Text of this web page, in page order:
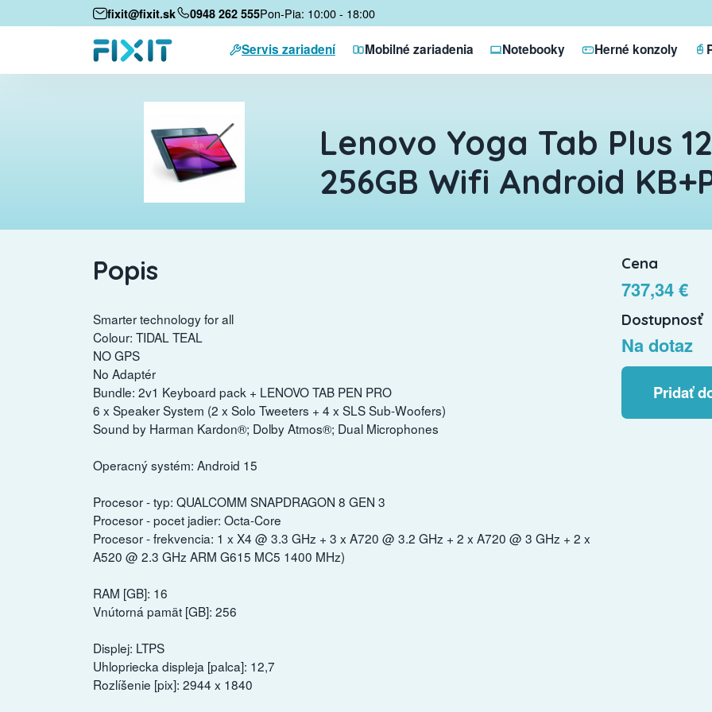
fixit@fixit.sk 0948 262 555Pon-Pia: 10:00 - 18:00
Servis zariadení Mobilné zariadenia Notebooky Herné konzoly
Lenovo Yoga Tab Plus
256GB Wifi Android
Popis
Smarter technology for all
Colour: TIDAL TEAL
NO GPS
No Adaptér
Bundle: 2v1 Keyboard pack + LENOVO TAB PEN PRO
6 x Speaker System (2 x Solo Tweeters + 4 x SLS Sub-Woofers)
Sound by Harman Kardon®; Dolby Atmos®; Dual Microphones
Operacný systém: Android 15
Procesor - typ: QUALCOMM SNAPDRAGON 8 GEN 3
Procesor - pocet jadier: Octa-Core
Procesor - frekvencia: 1 x X4 @ 3.3 GHz + 3 x A720 @ 3.2 GHz + 2 x A720 @ 3 GHz + 2 x
A520 @ 2.3 GHz ARM G615 MC5 1400 MHz)
RAM [GB]: 16
Vnútorná pamät [GB]: 256
Displej: LTPS
Uhlopriecka displeja [palca]: 12,7
Rozlíšenie [pix]: 2944 x 1840
Cena
737,34 €
Dostupnosť
Na dotaz
Pridať